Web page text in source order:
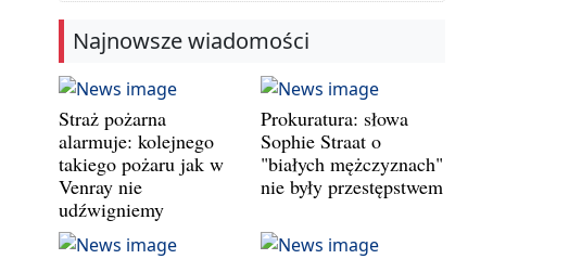
Najnowsze wiadomości
Straż pożarna
alarmuje: kolejnego
takiego pożaru jak w
Venray nie
udźwigniemy
Prokuratura: słowa
Sophie Straat o
"białych mężczyznach"
nie były przestępstwem